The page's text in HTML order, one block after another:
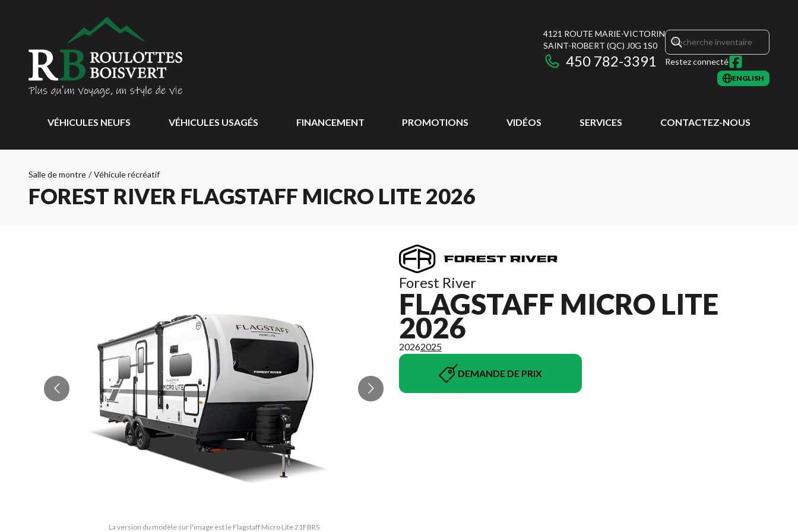
4121 ROUTE MARIE-VICTORIN
SAINT-ROBERT (QC) J0G 1S0
450 782-3391 Restez connecté
ENGLISH
VÉHICULES NEUFS VÉHICULES USAGÉS FINANCEMENT PROMOTIONS VIDÉOS SERVICES CONTACTEZ-NOUS
Salle de montre / Véhicule récréatif
FOREST RIVER FLAGSTAFF MICRO LITE 2026
La version du modèle sur l'image est le Flagstaff Micro Lite 21FBRS
Forest River
FLAGSTAFF MICRO LITE
2026
20262025
DEMANDE DE PRIX